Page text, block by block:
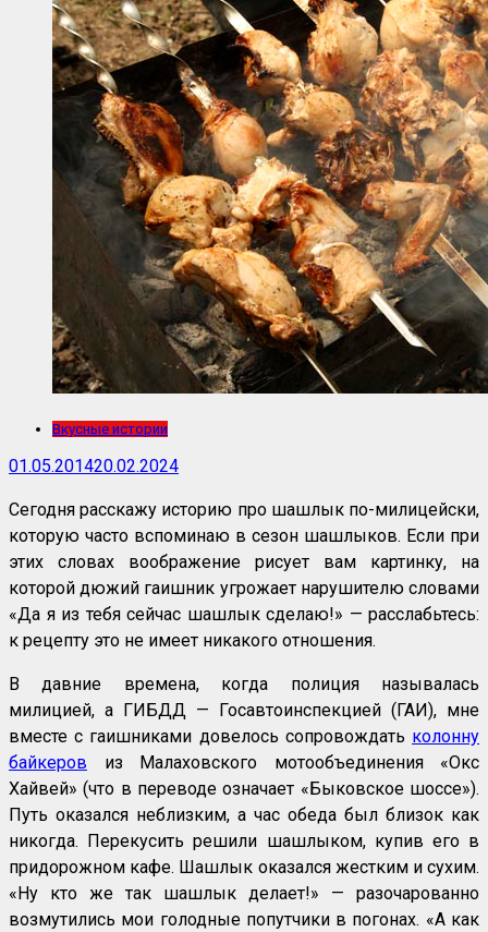
Вкусные истории
01.05.201420.02.2024
Сегодня расскажу историю про шашлык по-милицейски,
которую часто вспоминаю в сезон шашлыков. Если при
этих словах воображение рисует вам картинку, на
которой дюжий гаишник угрожает нарушителю словами
«Да я из тебя сейчас шашлык сделаю!» — расслабьтесь:
к рецепту это не имеет никакого отношения.
В давние времена, когда полиция называлась
милицией, а ГИБДД — Госавтоинспекцией (ГАИ), мне
вместе с гаишниками довелось сопровождать колонну
байкеров из Малаховского мотообъединения «Окс
Хайвей» (что в переводе означает «Быковское шоссе»).
Путь оказался неблизким, а час обеда был близок как
никогда. Перекусить решили шашлыком, купив его в
придорожном кафе. Шашлык оказался жестким и сухим.
«Ну кто же так шашлык делает!» — разочарованно
возмутились мои голодные попутчики в погонах. «А как